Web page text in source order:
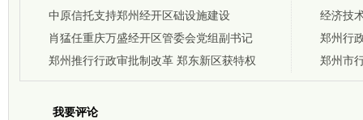
提创新
中原信托支持郑州经开区础设施建设
肖猛任重庆万盛经开区管委会党组副书记
郑州推行行政审批制改革 郑东新区获特权
投放6块
经济技
郑州行
郑州市
我要评论